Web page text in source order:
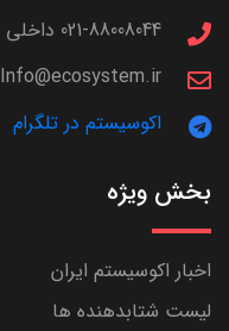
021-88008044 داخلی 4
Info@ecosystem.ir
اکوسیستم در تلگرام
بخش ویژه
اخبار اکوسیستم ایران
لیست شتابدهنده ها